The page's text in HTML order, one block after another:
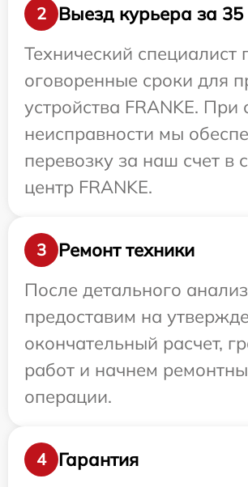
2
Выезд курьера за 35
Технический специалист
оговоренные сроки для
устройства FRANKE. При
неисправности мы
перевозку за наш счет в
центр FRANKE.
3
Ремонт техники
После детального
предоставим на
окончательный расчет,
работ и начнем
операции.
4
Гарантия